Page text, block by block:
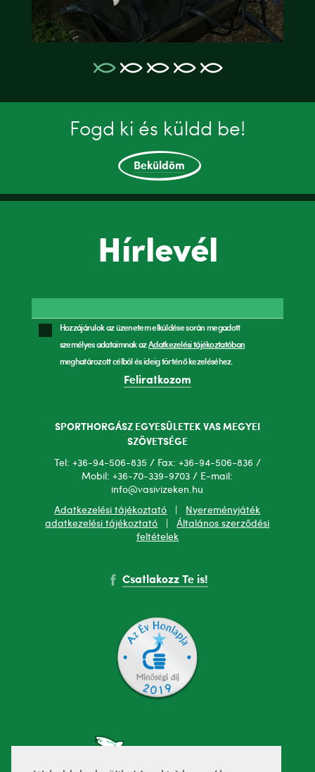
Fogd ki és küldd be!
Beküldöm
Hírlevél
Hozzájárulok az üzenetem elküldése során megadott
személyes adataimnak azAdatkezelési tájékoztatóban
meghatározott célból és ideig történő kezeléséhez.
Feliratkozom
SPORTHORGÁSZ EGYESÜLETEK VAS MEGYEI
SZÖVETSÉGE
Tel: +36-94-506-835 / Fax: +36-94-506-836 /
Mobil: +36-70-339-9703 / E-mail:
info@vasivizeken.hu
Adatkezelési tájékoztató
Nyereményjáték
adatkezelési tájékoztató |Általános szerződési
feltételek
Csatlakozz Te is!